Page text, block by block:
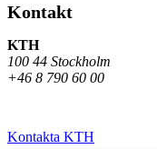
Kontakt
KTH
100 44 Stockholm
+46 8 790 60 00
Kontakta KTH